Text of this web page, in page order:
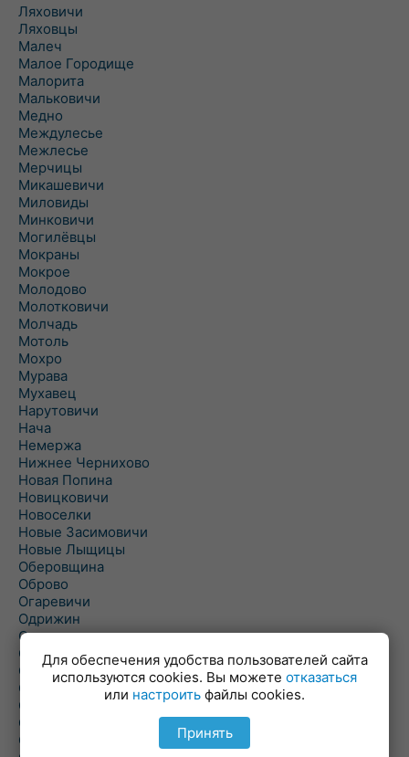
Ляховичи
Ляховцы
Малеч
Малое Городище
Малорита
Мальковичи
Медно
Междулесье
Межлесье
Мерчицы
Микашевичи
Миловиды
Минковичи
Могилёвцы
Мокраны
Мокрое
Молодово
Молотковичи
Молчадь
Мотоль
Мохро
Мурава
Мухавец
Нарутовичи
Нача
Немержа
Нижнее Чернихово
Новая Попина
Новицковичи
Новоселки
Новые Засимовичи
Новые Лыщицы
Оберовщина
Оброво
Огаревичи
Одрижин
Оздамичи
Озяты
Олтуш
Ольманы
Ольпень
Ольшаны
Омельная
Для обеспечения удобства пользователей сайта
используются cookies. Вы можете отказаться
или настроить файлы cookies.
Принять